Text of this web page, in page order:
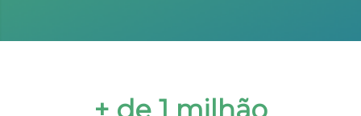
+ de 1 milhão